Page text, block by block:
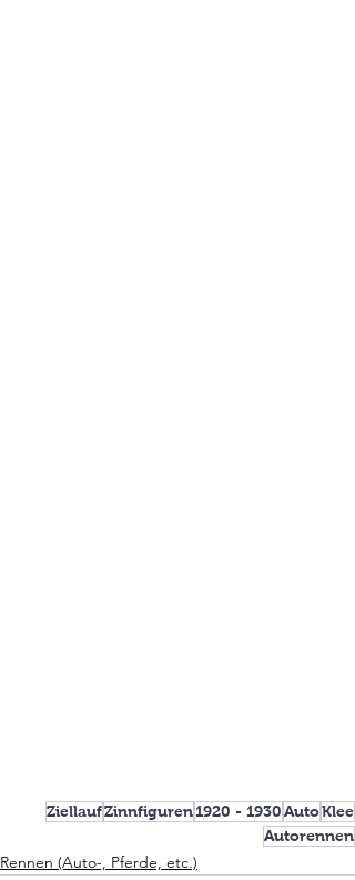
ZiellaufZinnfiguren1920 - 1930AutoKlee
Autorennen
Rennen (Auto-, Pferde, etc.)